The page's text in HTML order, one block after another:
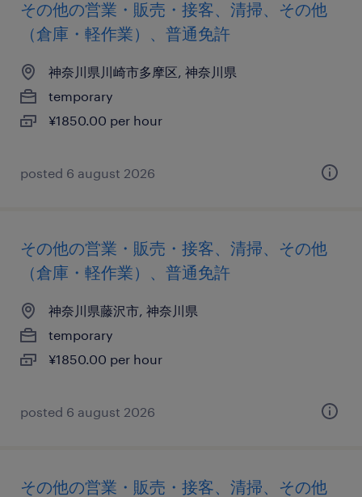
その他の営業・販売・接客、清掃、その他
（倉庫・軽作業）、普通免許
神奈川県川崎市多摩区, 神奈川県
temporary
¥1850.00 per hour
posted 6 august 2026
その他の営業・販売・接客、清掃、その他
（倉庫・軽作業）、普通免許
神奈川県藤沢市, 神奈川県
temporary
¥1850.00 per hour
posted 6 august 2026
その他の営業・販売・接客、清掃、その他